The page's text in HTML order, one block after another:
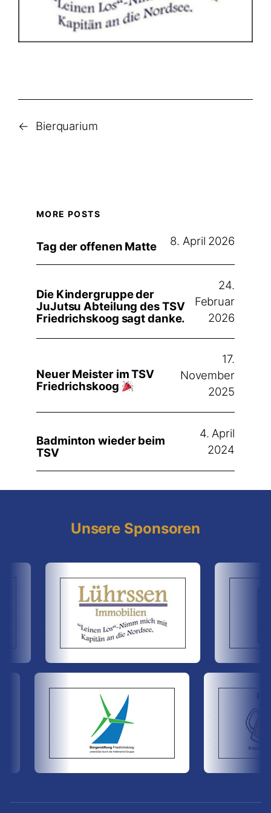
← Bierquarium
MORE POSTS
Tag der offenen Matte 8. April 2026
Die Kindergruppe der
JuJutsu Abteilung des TSV
Friedrichskoog sagt danke.
24.
Februar
2026
Neuer Meister im TSV
Friedrichskoog
17.
November
2025
Badminton wieder beim
TSV
4. April
2024
Unsere Sponsoren